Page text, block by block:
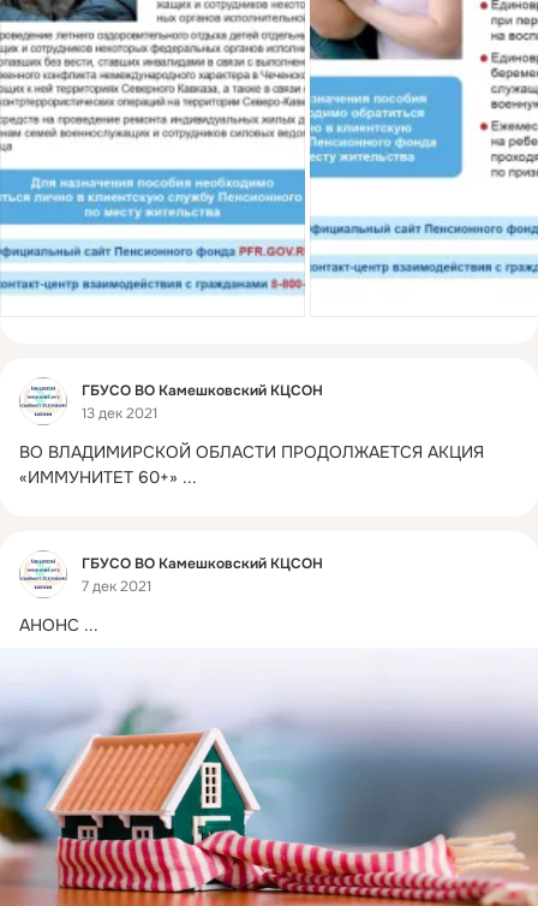
Фид
ГБУСО ВО Камешковский КЦСОН
13 дек 2021
ВО ВЛАДИМИРСКОЙ ОБЛАСТИ ПРОДОЛЖАЕТСЯ АКЦИЯ
«ИММУНИТЕТ 60+» ...
Фид
ГБУСО ВО Камешковский КЦСОН
7 дек 2021
AHOHC ...